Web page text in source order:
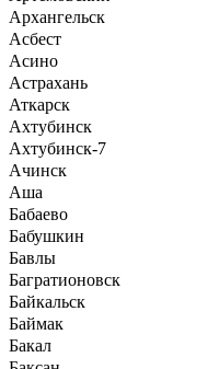
Архангельск
Асбест
Асино
Астрахань
Аткарск
Ахтубинск
Ахтубинск-7
Ачинск
Аша
Бабаево
Бабушкин
Бавлы
Багратионовск
Байкальск
Баймак
Бакал